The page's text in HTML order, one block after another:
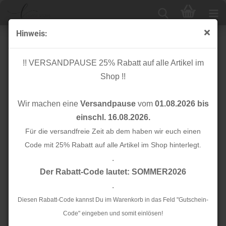
Hinweis:
!! VERSANDPAUSE 25% Rabatt auf alle Artikel im
Shop !!
Wir machen eine Versandpausevom 01.08.2026 bis
einschl. 16.08.2026.
Für die versandfreie Zeit ab dem haben wir euch einen
Code mit 25% Rabatt auf alle Artikel im Shop hinterlegt.
.
Der Rabatt-Code lautet: SOMMER2026
.
Diesen Rabatt-Code kannst Du im Warenkorb in das Feld "Gutschein-
Code" eingeben und somit einlösen!
Viskose Twill - Pebbles - black